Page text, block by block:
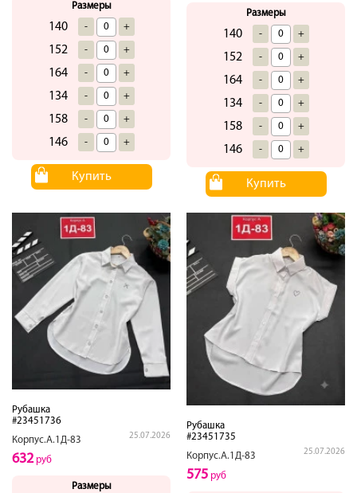
Размеры
140 - +
152 - +
164 - +
134 - +
158 - +
146 - +
Купить
Размеры
140 - +
152 - +
164 - +
134 - +
158 - +
146 - +
Купить
Рубашка
#23451736
Корпус.А.1Д-83
25.07.2026
632руб
Размеры
Рубашка
#23451735
Корпус.А.1Д-83
25.07.2026
575 руб